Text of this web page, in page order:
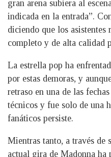
gran arena subiera al
indicada en la entrada”.
diciendo que los asistentes
completo y de alta calidad
La estrella pop ha
por estas demoras, y
retraso en una de las
técnicos y fue solo de una
fanáticos persiste.
Mientras tanto, a través de
actual gira de Madonna ha